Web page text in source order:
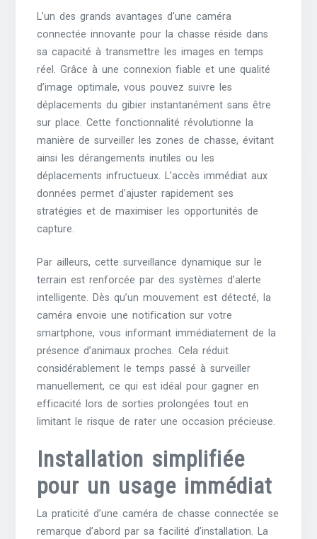
L’un des grands avantages d’une caméra
connectée innovante pour la chasse réside dans
sa capacité à transmettre les images en temps
réel. Grâce à une connexion fiable et une qualité
d’image optimale, vous pouvez suivre les
déplacements du gibier instantanément sans être
sur place. Cette fonctionnalité révolutionne la
manière de surveiller les zones de chasse, évitant
ainsi les dérangements inutiles ou les
déplacements infructueux. L’accès immédiat aux
données permet d’ajuster rapidement ses
stratégies et de maximiser les opportunités de
capture.
Par ailleurs, cette surveillance dynamique sur le
terrain est renforcée par des systèmes d’alerte
intelligente. Dès qu’un mouvement est détecté, la
caméra envoie une notification sur votre
smartphone, vous informant immédiatement de la
présence d’animaux proches. Cela réduit
considérablement le temps passé à surveiller
manuellement, ce qui est idéal pour gagner en
efficacité lors de sorties prolongées tout en
limitant le risque de rater une occasion précieuse.
Installation simplifiée
pour un usage immédiat
La praticité d’une caméra de chasse connectée se
remarque d’abord par sa facilité d’installation. La